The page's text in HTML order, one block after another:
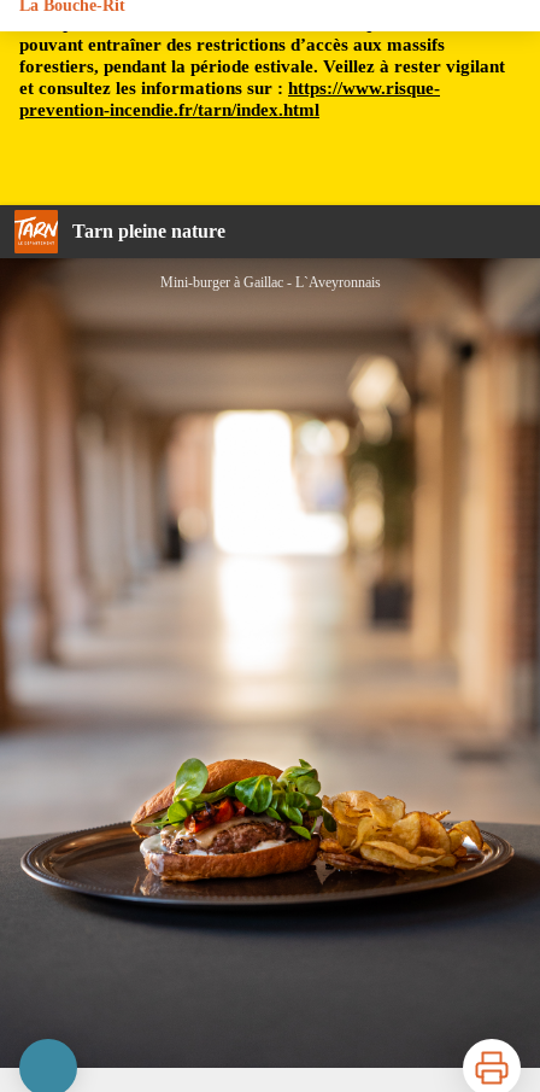
pouvant entraîner des restrictions d’accès aux massifs
forestiers, pendant la période estivale. Veillez à rester vigilant
et consultez les informations sur : https://www.risque-
prevention-incendie.fr/tarn/index.html
Tarn pleine nature
La Bouche-Rit
Mini-burger à Gaillac - L`Aveyronnais
Imprimer